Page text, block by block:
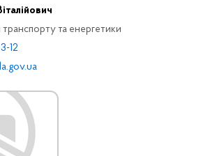
та енергетики
12